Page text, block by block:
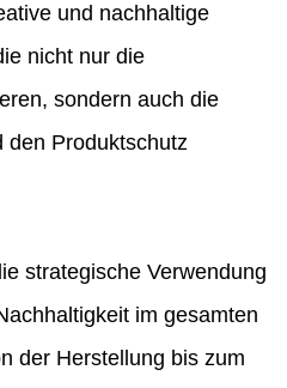
und nachhaltige
nicht nur die
sondern auch die
den Produktschutz
strategische Verwendung
im gesamten
der Herstellung bis zum